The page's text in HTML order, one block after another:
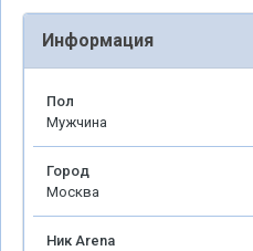
Информация
Пол
Мужчина
Город
Москва
Ник Arena